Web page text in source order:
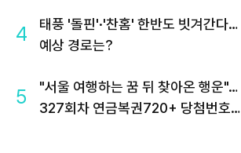
4
태풍 '돌핀'·'찬홈' 한반도 빗겨간다…
예상 경로는?
5
"서울 여행하는 꿈 뒤 찾아온 행운"…
327회차 연금복권720+ 당첨번호조